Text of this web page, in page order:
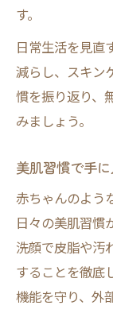
す。
日常生活を見直
減らし、スキン
慣を振り返り、
みましょう。
美肌習慣で手
赤ちゃんのよう
日々の美肌習慣
洗顔で皮脂や汚
することを徹底
機能を守り、外